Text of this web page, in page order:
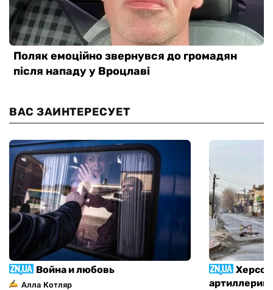
ВАС ЗАИНТЕРЕСУЕТ
Война и любовь
Алла Котляр